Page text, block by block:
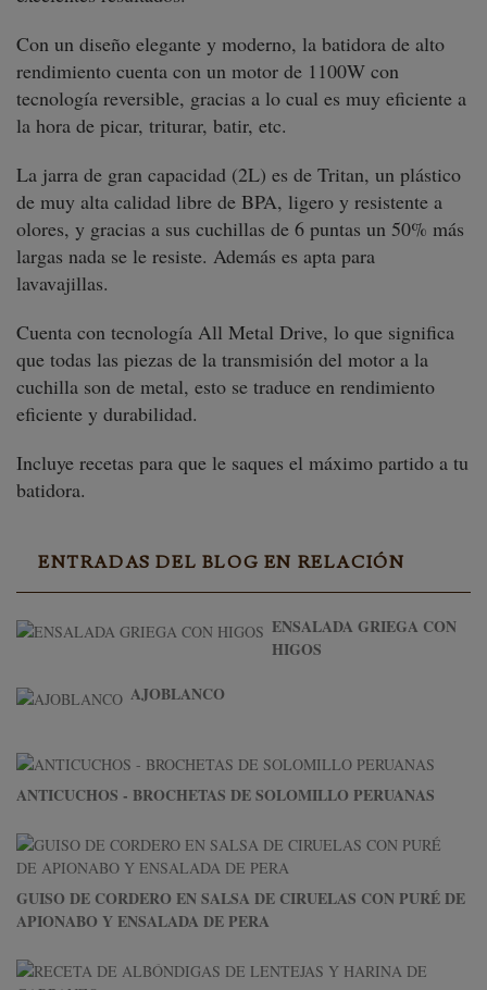
Con un diseño elegante y moderno, la batidora de alto
rendimiento cuenta con un motor de 1100W con
tecnología reversible, gracias a lo cual es muy eficiente a
la hora de picar, triturar, batir, etc.
La jarra de gran capacidad (2L) es de Tritan, un plástico
de muy alta calidad libre de BPA, ligero y resistente a
olores, y gracias a sus cuchillas de 6 puntas un 50% más
largas nada se le resiste. Además es apta para
lavavajillas.
Cuenta con tecnología All Metal Drive, lo que significa
que todas las piezas de la transmisión del motor a la
cuchilla son de metal, esto se traduce en rendimiento
eficiente y durabilidad.
Incluye recetas para que le saques el máximo partido a tu
batidora.
ENTRADAS DEL BLOG EN RELACIÓN
ENSALADA GRIEGA CON
HIGOS
AJOBLANCO
ANTICUCHOS - BROCHETAS DE SOLOMILLO PERUANAS
GUISO DE CORDERO EN SALSA DE CIRUELAS CON PURÉ DE
APIONABO Y ENSALADA DE PERA